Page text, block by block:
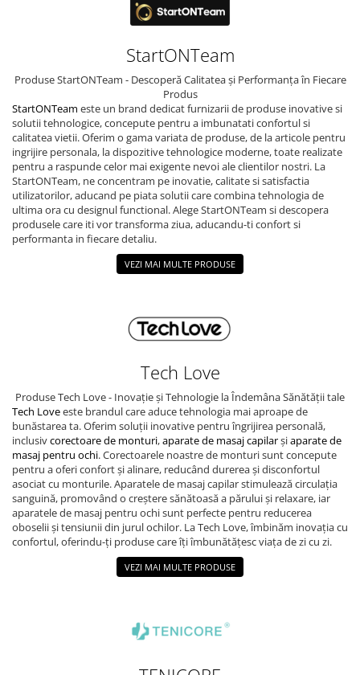
Monocluri Night Vision
Monocluri Optice
Telescoape
Trepiede
Lampi LED Smart
Ortopedie si Orteze
Aparate medicale
Produse ingrijire personala
Suporturi ortopedice si orteze
StartONTeam
Produse StartONTeam - Descoperă Calitatea și Performanța în Fiecare
Produs
StartONTeam este un brand dedicat furnizarii de produse inovative si
solutii tehnologice, concepute pentru a imbunatati confortul si
calitatea vietii. Oferim o gama variata de produse, de la articole pentru
ingrijire personala, la dispozitive tehnologice moderne, toate realizate
pentru a raspunde celor mai exigente nevoi ale clientilor nostri. La
StartONTeam, ne concentram pe inovatie, calitate si satisfactia
utilizatorilor, aducand pe piata solutii care combina tehnologia de
ultima ora cu designul functional. Alege StartONTeam si descopera
produsele care iti vor transforma ziua, aducandu-ti confort si
performanta in fiecare detaliu.
VEZI MAI MULTE PRODUSE
Tech Love
Produse Tech Love - Inovație și Tehnologie la Îndemâna Sănătății tale
Tech Loveeste brandul care aduce tehnologia mai aproape de
bunăstarea ta. Oferim soluții inovative pentru îngrijirea personală,
inclusivcorectoare de monturi,aparate de masaj capilarșiaparate de
masaj pentru ochi. Corectoarele noastre de monturi sunt concepute
pentru a oferi confort și alinare, reducând durerea și disconfortul
asociat cu monturile. Aparatele de masaj capilar stimulează circulația
sanguină, promovând o creștere sănătoasă a părului și relaxare, iar
aparatele de masaj pentru ochi sunt perfecte pentru reducerea
oboselii și tensiunii din jurul ochilor. La Tech Love, îmbinăm inovația cu
confortul, oferindu-ți produse care îți îmbunătățesc viața de zi cu zi.
VEZI MAI MULTE PRODUSE